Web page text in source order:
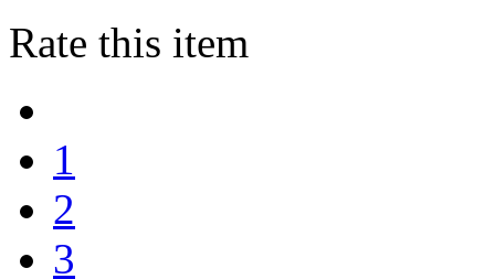
Rate this item
1
2
3